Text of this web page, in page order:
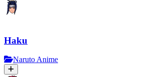
Haku
Naruto Anime